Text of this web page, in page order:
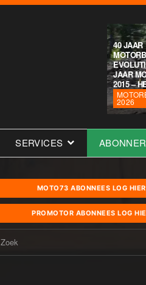
40 JAAR
JAAR
2015 –
2026
SERVICES
MOTO73 ABONNEES LOG
PROMOTOR ABONNEES LOG
Zoek